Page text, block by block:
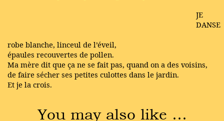
JE
DANSE
robe blanche, linceul de l’éveil,
épaules recouvertes de pollen.
Ma mère dit que ça ne se fait pas, quand on a des voisins,
de faire sécher ses petites culottes dans le jardin.
Et je la crois.
You may also like …